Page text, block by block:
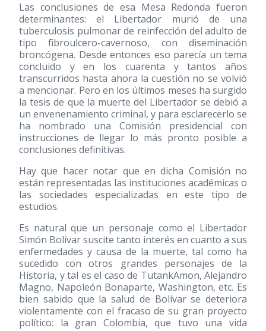
Las conclusiones de esa Mesa Redonda fueron
determinantes: el Libertador murió de una
tuberculosis pulmonar de reinfección del adulto de
tipo fibroulcero-cavernoso, con diseminación
broncógena. Desde entonces eso parecía un tema
concluido y en los cuarenta y tantos años
transcurridos hasta ahora la cuestión no se volvió
a mencionar. Pero en los últimos meses ha surgido
la tesis de que la muerte del Libertador se debió a
un envenenamiento criminal, y para esclarecerlo se
ha nombrado una Comisión presidencial con
instrucciones de llegar lo más pronto posible a
conclusiones definitivas.
Hay que hacer notar que en dicha Comisión no
están representadas las instituciones académicas o
las sociedades especializadas en este tipo de
estudios.
Es natural que un personaje como el Libertador
Simón Bolívar suscite tanto interés en cuanto a sus
enfermedades y causa de la muerte, tal como ha
sucedido con otros grandes personajes de la
Historia, y tal es el caso de TutankAmon, Alejandro
Magno, Napoleón Bonaparte, Washington, etc. Es
bien sabido que la salud de Bolívar se deteriora
violentamente con el fracaso de su gran proyecto
político: la gran Colombia, que tuvo una vida